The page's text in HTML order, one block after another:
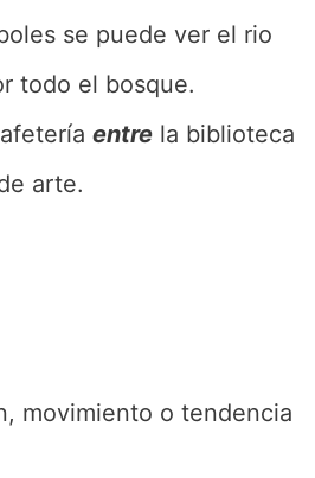
se puede ver el rio
todo el bosque.
entre la biblioteca
arte.
movimiento o tendencia